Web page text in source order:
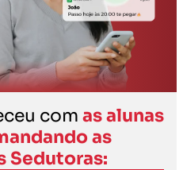
com as alunas
as
Sedutoras: